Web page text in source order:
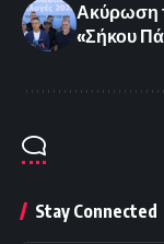
Ακύρωση
«Σήκου
Stay Connected